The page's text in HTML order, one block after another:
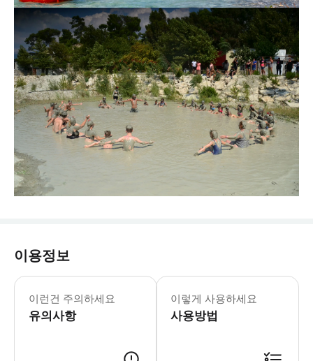
이용정보
이런건 주의하세요
유의사항
이렇게 사용하세요
사용방법